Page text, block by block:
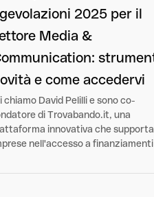
2025 per il
Media &
e come accedervi
chiamo David Pelilli e sono co-
di Trovabando.it, una
innovativa che
nell'accesso a finanziamenti